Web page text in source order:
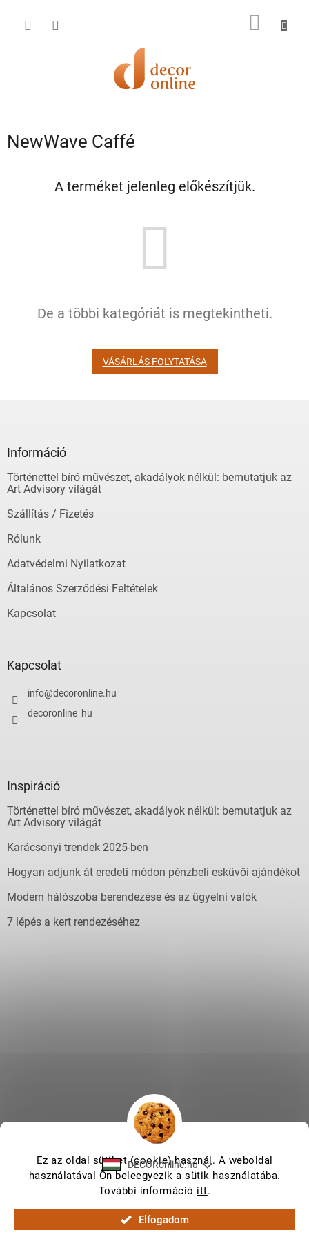
Ez az oldal sütiket (cookie) használ. A weboldal
használatával Ön beleegyezik a sütik használatába.
További információ itt.
Elfogadom
KOSÁR
NewWave Caffé
A terméket jelenleg előkészítjük.
De a többi kategóriát is megtekintheti.
VÁSÁRLÁS FOLYTATÁSA
Információ
Történettel bíró művészet, akadályok nélkül: bemutatjuk az
Art Advisory világát
Szállítás / Fizetés
Rólunk
Adatvédelmi Nyilatkozat
Általános Szerződési Feltételek
Kapcsolat
Kapcsolat
info@decoronline.hu
decoronline_hu
Inspiráció
Történettel bíró művészet, akadályok nélkül: bemutatjuk az
Art Advisory világát
Karácsonyi trendek 2025-ben
Hogyan adjunk át eredeti módon pénzbeli esküvői ajándékot
Modern hálószoba berendezése és az ügyelni valók
7 lépés a kert rendezéséhez
DECORonline.hu
Shoptet készítette